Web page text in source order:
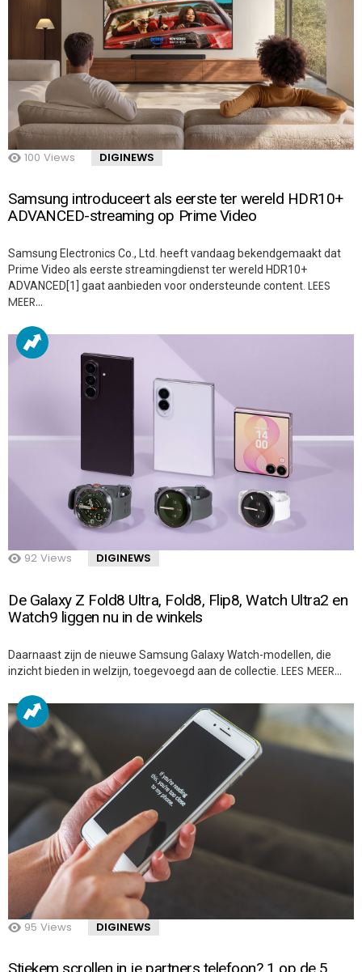
100 Views DIGINEWS
Samsung introduceert als eerste ter wereld HDR10+
ADVANCED-streaming op Prime Video
Samsung Electronics Co., Ltd. heeft vandaag bekendgemaakt dat
Prime Video als eerste streamingdienst ter wereld HDR10+
ADVANCED[1] gaat aanbieden voor ondersteunde content. LEES
MEER…
92 Views DIGINEWS
De Galaxy Z Fold8 Ultra, Fold8, Flip8, Watch Ultra2 en
Watch9 liggen nu in de winkels
Daarnaast zijn de nieuwe Samsung Galaxy Watch-modellen, die
inzicht bieden in welzijn, toegevoegd aan de collectie. LEES MEER…
95 Views DIGINEWS